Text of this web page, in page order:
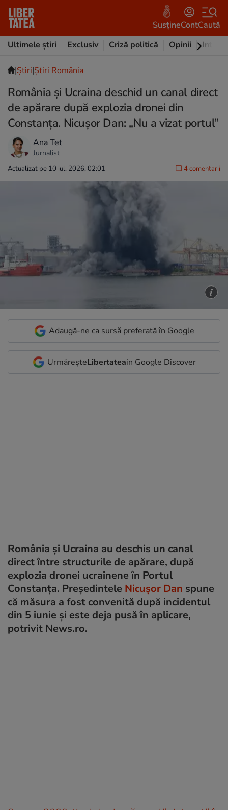
SusțineContCaută
Ultimele știri
Exclusiv Criză politică Opinii
|Ştiri|Știri România
România și Ucraina deschid un canal direct
de apărare după explozia dronei din
Constanța. Nicușor Dan: „Nu a vizat portul”
Ana Tet
Jurnalist
Actualizat pe 10 iul. 2026, 02:01 4 comentarii
Adaugă-ne ca sursă preferată în Google
UrmăreșteLibertateain Google Discover
România și Ucraina au deschis un canal
direct între structurile de apărare, după
explozia dronei ucrainene în Portul
Constanța. Președintele Nicușor Dan spune
că măsura a fost convenită după incidentul
din 5 iunie și este deja pusă în aplicare,
potrivit News.ro.